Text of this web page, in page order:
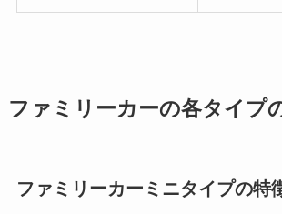
ファミリーカーの各タイプ
ファミリーカーミニタイプの特